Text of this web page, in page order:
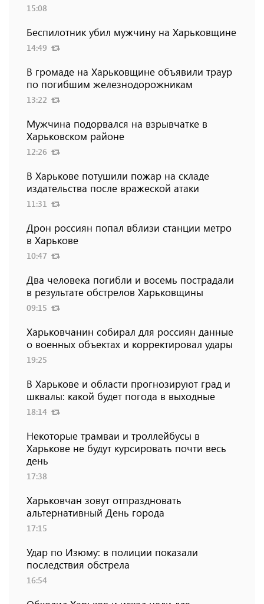
15:08
Беспилотник убил мужчину на Харьковщине
14:49
В громаде на Харьковщине объявили траур
по погибшим железнодорожникам
13:22
Мужчина подорвался на взрывчатке в
Харьковском районе
12:26
В Харькове потушили пожар на складе
издательства после вражеской атаки
11:31
Дрон россиян попал вблизи станции метро
в Харькове
10:47
Два человека погибли и восемь пострадали
в результате обстрелов Харьковщины
09:15
Харьковчанин собирал для россиян данные
о военных объектах и ​​корректировал удары
19:25
В Харькове и области прогнозируют град и
шквалы: какой будет погода в выходные
18:14
Некоторые трамваи и троллейбусы в
Харькове не будут курсировать почти весь
день
17:38
Харьковчан зовут отпраздновать
альтернативный День города
17:15
Удар по Изюму: в полиции показали
последствия обстрела
16:54